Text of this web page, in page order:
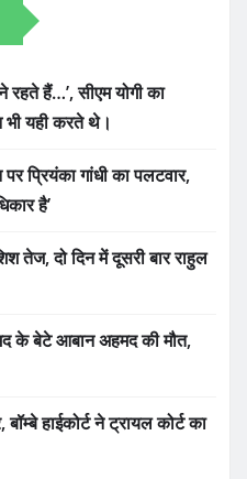
रहते हैं…’, सीएम योगी का
यही करते थे।
प्रियंका गांधी का पलटवार,
है’
तेज, दो दिन में दूसरी बार राहुल
के बेटे आबान अहमद की मौत,
हाईकोर्ट ने ट्रायल कोर्ट का